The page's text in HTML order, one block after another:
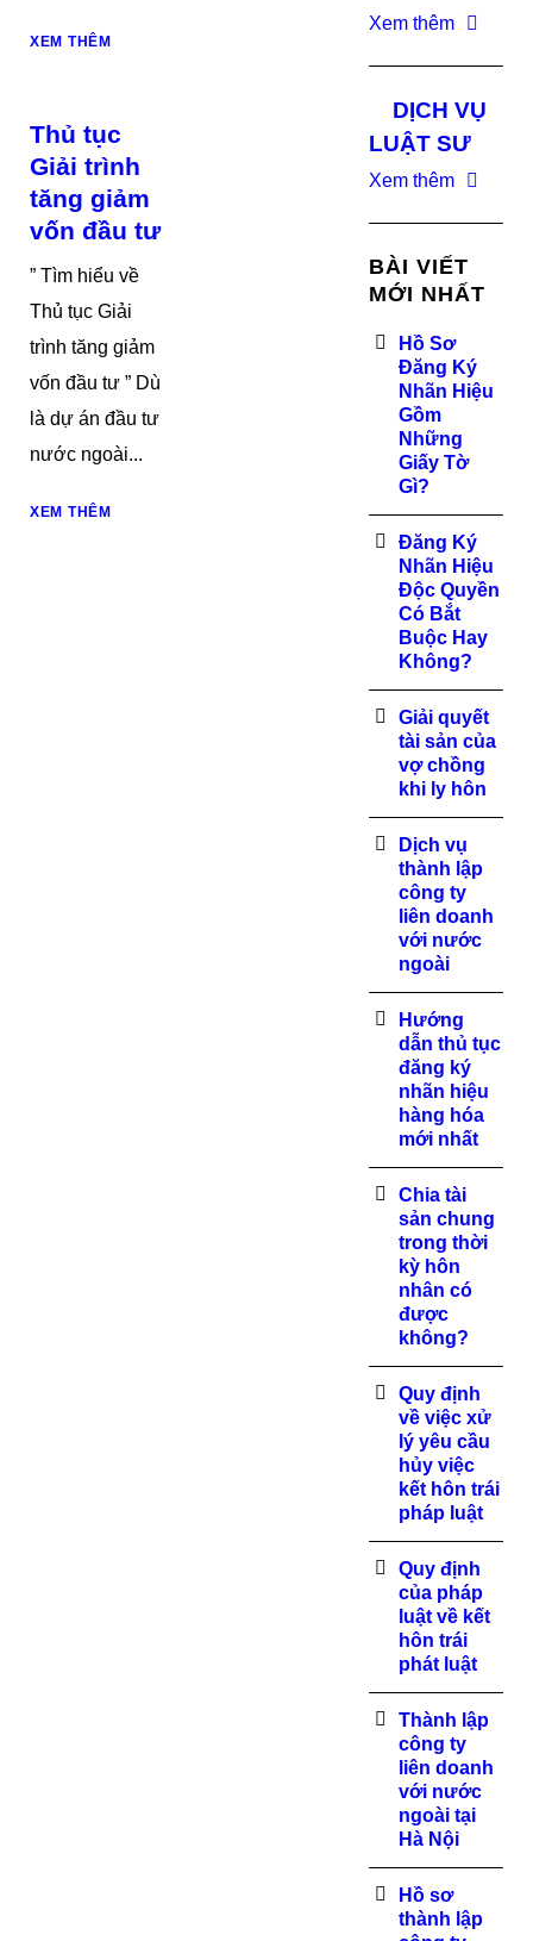
XEM THÊM
Thủ tục
Giải trình
tăng giảm
vốn đầu tư
” Tìm hiểu về
Thủ tục Giải
trình tăng giảm
vốn đầu tư ” Dù
là dự án đầu tư
nước ngoài...
XEM THÊM
Xem thêm
DỊCH VỤ
LUẬT SƯ
Xem thêm
BÀI VIẾT
MỚI NHẤT
Hồ Sơ
Đăng Ký
Nhãn Hiệu
Gồm
Những
Giấy Tờ
Gì?
Đăng Ký
Nhãn Hiệu
Độc Quyền
Có Bắt
Buộc Hay
Không?
Giải quyết
tài sản của
vợ chồng
khi ly hôn
Dịch vụ
thành lập
công ty
liên doanh
với nước
ngoài
Hướng
dẫn thủ tục
đăng ký
nhãn hiệu
hàng hóa
mới nhất
Chia tài
sản chung
trong thời
kỳ hôn
nhân có
được
không?
Quy định
về việc xử
lý yêu cầu
hủy việc
kết hôn trái
pháp luật
Quy định
của pháp
luật về kết
hôn trái
phát luật
Thành lập
công ty
liên doanh
với nước
ngoài tại
Hà Nội
Hồ sơ
thành lập